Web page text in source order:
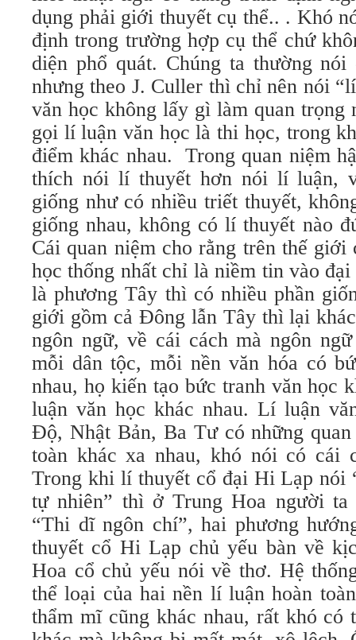
dụng phải giới thuyết cụ thể.. . Khó
định trong trường hợp cụ thể chứ
diện phổ quát. Chúng ta thường
nhưng theo J. Culler thì chỉ nên nói
văn học không lấy gì làm quan trọng
gọi lí luận văn học là thi học, trong
điểm khác nhau. Trong quan niệm
thích nói lí thuyết hơn nói lí luận,
giống như có nhiều triết thuyết,
giống nhau, không có lí thuyết nào
Cái quan niệm cho rằng trên thế
học thống nhất chỉ là niềm tin vào
là phương Tây thì có nhiều phần
giới gồm cả Đông lẫn Tây thì lại
ngôn ngữ, về cái cách mà ngôn
mỗi dân tộc, mỗi nền văn hóa có
nhau, họ kiến tạo bức tranh văn học
luận văn học khác nhau. Lí luận
Độ, Nhật Bản, Ba Tư có những
toàn khác xa nhau, khó nói có cái
Trong khi lí thuyết cổ đại Hi Lạp nói
tự nhiên” thì ở Trung Hoa người
“Thi dĩ ngôn chí”, hai phương
thuyết cổ Hi Lạp chủ yếu bàn về
Hoa cổ chủ yếu nói về thơ. Hệ
thể loại của hai nền lí luận hoàn
thẩm mĩ cũng khác nhau, rất khó có